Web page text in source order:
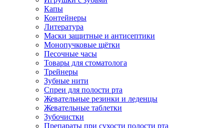
Капы
Контейнеры
Литература
Маски защитные и антисептики
Монопучковые щётки
Песочные часы
Товары для стоматолога
Трейнеры
Зубные нити
Спреи для полости рта
Жевательные резинки и леденцы
Жевательные таблетки
Зубочистки
Препараты при сухости полости рта